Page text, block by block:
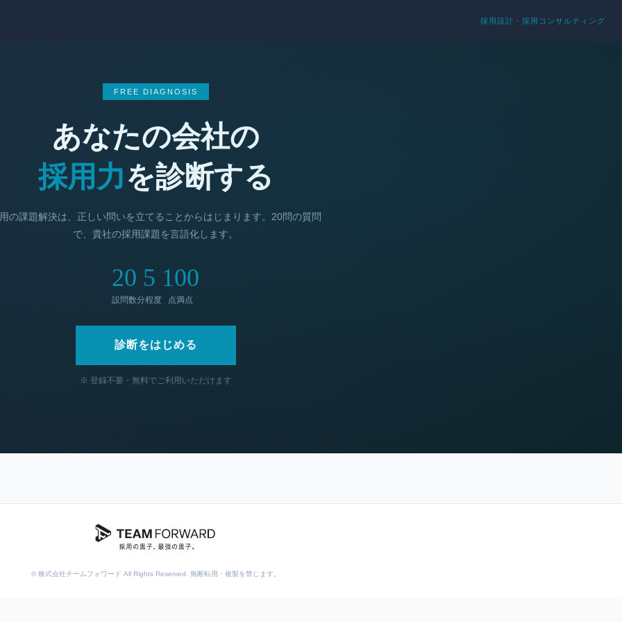
採用設計・採用コンサルティング
FREE DIAGNOSIS
あなたの会社の
採用力を診断する
の課題解決は、正しい問いを立てることからはじまります。20問の質問
で、貴社の採用課題を言語化します。
20
設問数
5
分程度
100
点満点
診断をはじめる
※ 登録不要・無料でご利用いただけます
© 株式会社チームフォワード All Rights Reserved. 無断転用・複製を禁じます。